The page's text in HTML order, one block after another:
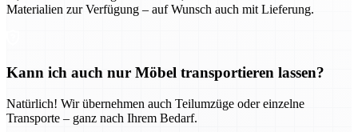
Materialien zur Verfügung – auf Wunsch auch mit Lieferung.
Kann ich auch nur Möbel transportieren lassen?
Natürlich! Wir übernehmen auch Teilumzüge oder einzelne
Transporte – ganz nach Ihrem Bedarf.